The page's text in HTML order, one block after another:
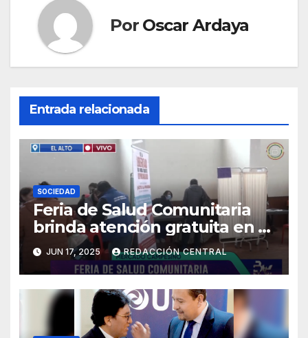
Por Oscar Ardaya
Entrada relacionada
SOCIEDAD
Feria de Salud Comunitaria
brinda atención gratuita en El
Alto
JUN 17, 2025 REDACCIÓN CENTRAL